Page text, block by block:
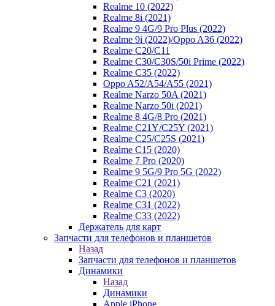
Realme 10 (2022)
Realme 8i (2021)
Realme 9 4G/9 Pro Plus (2022)
Realme 9i (2022)/Oppo A36 (2022)
Realme C20/C11
Realme C30/C30S/50i Prime (2022)
Realme C35 (2022)
Oppo A52/A54/A55 (2021)
Realme Narzo 50A (2021)
Realme Narzo 50i (2021)
Realme 8 4G/8 Pro (2021)
Realme C21Y/C25Y (2021)
Realme C25/C25S (2021)
Realme C15 (2020)
Realme 7 Pro (2020)
Realme 9 5G/9 Pro 5G (2022)
Realme C21 (2021)
Realme C3 (2020)
Realme C31 (2022)
Realme C33 (2022)
Держатель для карт
Запчасти для телефонов и планшетов
Назад
Запчасти для телефонов и планшетов
Динамики
Назад
Динамики
Apple iPhone